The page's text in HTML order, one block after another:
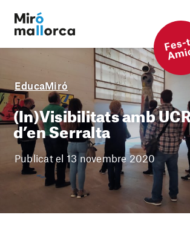
EducaMiró
(In)Visibilitats amb
d’en Serralta
Publicat el 13 novembre 2020